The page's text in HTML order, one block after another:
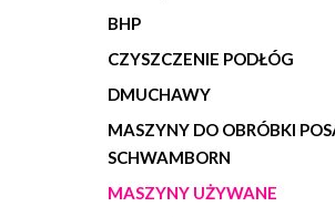
BHP
CZYSZCZENIE PODŁÓG
DMUCHAWY
MASZYNY DO OBRÓBKI
SCHWAMBORN
MASZYNY UŻYWANE